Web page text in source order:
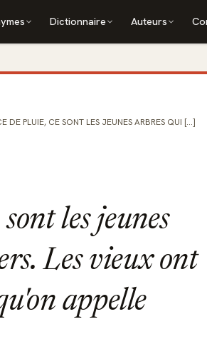
Dictionnaire Auteurs
DE PLUIE, CE SONT LES JEUNES ARBRES QUI [...]
les jeunes
Les vieux ont
appelle